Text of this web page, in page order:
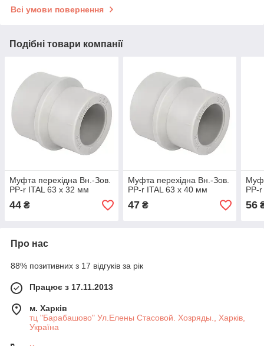
Всі умови повернення
Подібні товари компанії
Муфта перехідна Вн.-Зов.
PP-r ITAL 63 x 32 мм
44 ₴
Муфта перехідна Вн.-Зов.
PP-r ITAL 63 x 40 мм
47₴
PP-
56
Про нас
88% позитивних з 17 відгуків за рік
Працює з 17.11.2013
м. Харків
тц "Барабашово" Ул.Елены Стасовой. Хозряды., Харків,
Україна